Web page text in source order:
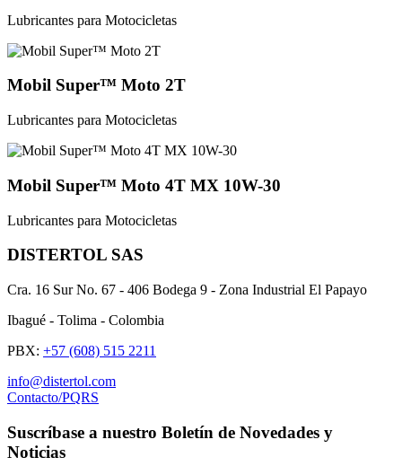
Lubricantes para Motocicletas
Mobil Super™ Moto 2T
Lubricantes para Motocicletas
Mobil Super™ Moto 4T MX 10W-30
Lubricantes para Motocicletas
DISTERTOL SAS
Cra. 16 Sur No. 67 - 406 Bodega 9 - Zona Industrial El Papayo
Ibagué - Tolima - Colombia
PBX: +57 (608) 515 2211
info@distertol.com
Contacto/PQRS
Suscríbase a nuestro Boletín de Novedades y
Noticias